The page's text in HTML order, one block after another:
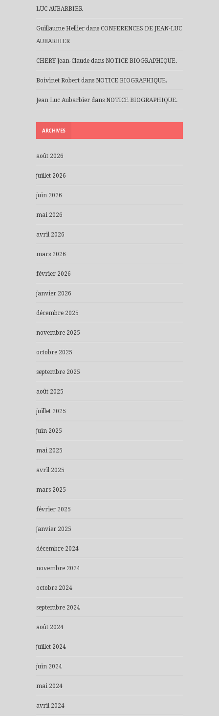
LUC AUBARBIER
Guillaume Hellier dans CONFERENCES DE JEAN-LUC
AUBARBIER
CHERY Jean-Claude dans NOTICE BIOGRAPHIQUE.
Boivinet Robert dans NOTICE BIOGRAPHIQUE.
Jean Luc Aubarbier dans NOTICE BIOGRAPHIQUE.
ARCHIVES
août 2026
juillet 2026
juin 2026
mai 2026
avril 2026
mars 2026
février 2026
janvier 2026
décembre 2025
novembre 2025
octobre 2025
septembre 2025
août 2025
juillet 2025
juin 2025
mai 2025
avril 2025
mars 2025
février 2025
janvier 2025
décembre 2024
novembre 2024
octobre 2024
septembre 2024
août 2024
juillet 2024
juin 2024
mai 2024
avril 2024